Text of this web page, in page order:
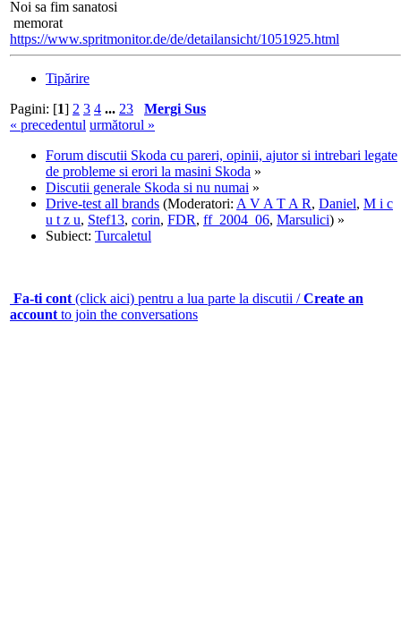
Noi sa fim sanatosi
memorat
https://www.spritmonitor.de/de/detailansicht/1051925.html
Tipărire
Pagini: [1] 2 3 4 ... 23
Mergi Sus
« precedentul următorul »
Forum discutii Skoda cu pareri, opinii, ajutor si intrebari legate
de probleme si erori la masini Skoda »
Discutii generale Skoda si nu numai »
Drive-test all brands (Moderatori: A V A T A R, Daniel, M i c
u t z u, Stef13, corin, FDR, ff_2004_06, Marsulici) »
Subiect: Turcaletul
Fa-ti cont (click aici) pentru a lua parte la discutii /Create an
account to join the conversations